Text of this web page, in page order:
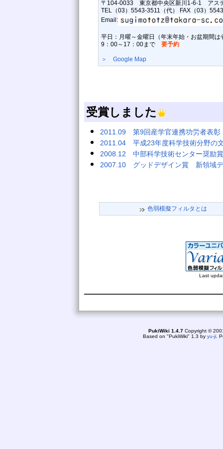
〒104-0033 東京都中央区新川1-6-1 アス
TEL（03）5543-3511（代） FAX（03）
Email:
平日：月曜～金曜日（年末年始・お盆期間は
9：00～17：00まで 要予約
＞ Google Map
受賞しました
2011.09 第9回産学官連携功労者表
2011.04 平成23年度科学技術分野の
2008.12 中部科学技術センター奨励賞
2007.10 グッドデザイン賞 新領域
色弱模擬フィルタとは
Last
PukiWiki 1.4.7 Copyright ©
Based on "PukiWiki" 1.3 by yu-ji .